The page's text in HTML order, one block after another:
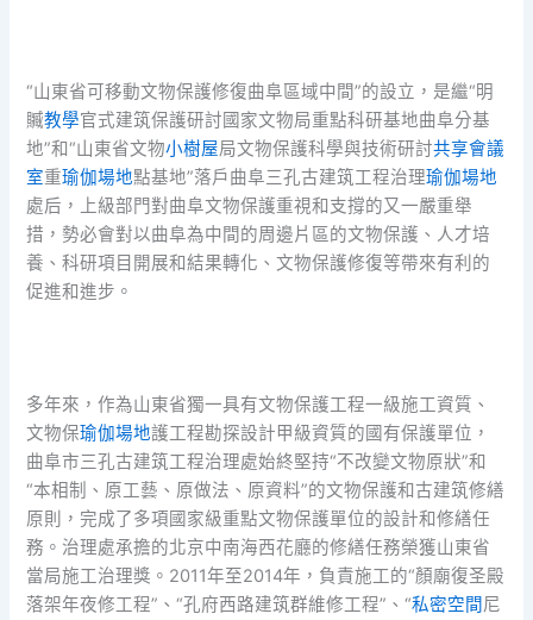
“山東省可移動文物保護修復曲阜區域中間”的設立，是繼“明
贓教學官式建筑保護研討國家文物局重點科研基地曲阜分基
地”和“山東省文物小樹屋局文物保護科學與技術研討共享會議
室重瑜伽場地點基地”落戶曲阜三孔古建筑工程治理瑜伽場地
處后，上級部門對曲阜文物保護重視和支撐的又一嚴重舉
措，勢必會對以曲阜為中間的周邊片區的文物保護、人才培
養、科研項目開展和結果轉化、文物保護修復等帶來有利的
促進和進步。
多年來，作為山東省獨一具有文物保護工程一級施工資質、
文物保瑜伽場地護工程勘探設計甲級資質的國有保護單位，
曲阜市三孔古建筑工程治理處始終堅持“不改變文物原狀”和
“本相制、原工藝、原做法、原資料”的文物保護和古建筑修繕
原則，完成了多項國家級重點文物保護單位的設計和修繕任
務。治理處承擔的北京中南海西花廳的修繕任務榮獲山東省
當局施工治理獎。2011年至2014年，負責施工的“顏廟復圣殿
落架年夜修工程”、“孔府西路建筑群維修工程”、“私密空間尼